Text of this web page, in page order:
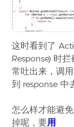
这时看到了
Response) 时
常吐出来，调
到 response 中
怎么样才能避
掉呢，要用